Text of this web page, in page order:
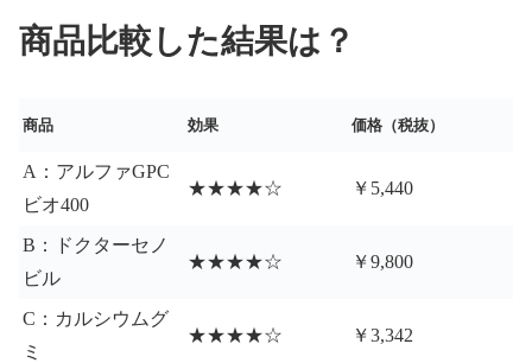
商品比較した結果は？
商品 効果 価格（税抜）
A：アルファGPC
ビオ400
★★★★☆ ￥5,440
B：ドクターセノ
ビル
★★★★☆ ￥9,800
C：カルシウムグ
ミ
★★★★☆ ￥3,342